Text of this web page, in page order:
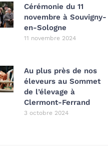
Cérémonie du 11
novembre à Souvigny-
en-Sologne
11 novembre 2024
Au plus près de nos
éleveurs au Sommet
de l’élevage à
Clermont-Ferrand
3 octobre 2024